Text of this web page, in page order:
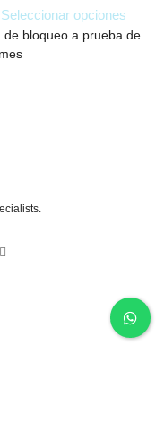
Seleccionar opciones
de bloqueo a prueba de